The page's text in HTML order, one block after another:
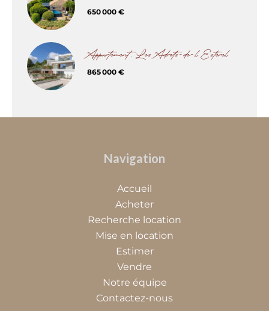
650 000 €
Appartement, Les Adrets-de-l'Estérel
865 000 €
Navigation
Accueil
Acheter
Recherche location
Mise en location
Estimer
Vendre
Notre équipe
Contactez-nous